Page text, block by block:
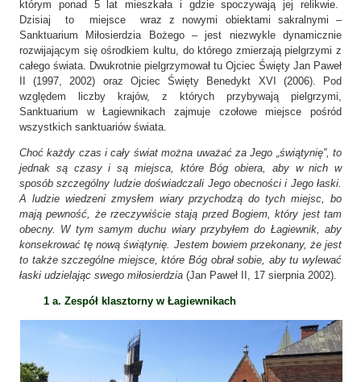
którym ponad 5 lat mieszkała i gdzie spoczywają jej relikwie.
Dzisiaj to miejsce wraz z nowymi obiektami sakralnymi –
Sanktuarium Miłosierdzia Bożego – jest niezwykle dynamicznie
rozwijającym się ośrodkiem kultu, do którego zmierzają pielgrzymi z
całego świata. Dwukrotnie pielgrzymował tu Ojciec Święty Jan Paweł
II (1997, 2002) oraz Ojciec Święty Benedykt XVI (2006). Pod
względem liczby krajów, z których przybywają pielgrzymi,
Sanktuarium w Łagiewnikach zajmuje czołowe miejsce pośród
wszystkich sanktuariów świata.
Choć każdy czas i cały świat można uważać za Jego „świątynię”, to
jednak są czasy i są miejsca, które Bóg obiera, aby w nich w
sposób szczególny ludzie doświadczali Jego obecności i Jego łaski.
A ludzie wiedzeni zmysłem wiary przychodzą do tych miejsc, bo
mają pewność, że rzeczywiście stają przed Bogiem, który jest tam
obecny. W tym samym duchu wiary przybyłem do Łagiewnik, aby
konsekrować tę nową świątynię. Jestem bowiem przekonany, że jest
to także szczególne miejsce, które Bóg obrał sobie, aby tu wylewać
łaski udzielając swego miłosierdzia (Jan Paweł II, 17 sierpnia 2002).
1 a. Zespół klasztorny w Łagiewnikach